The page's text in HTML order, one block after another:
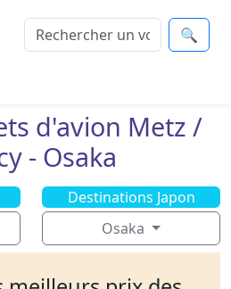
🔍
d'avion Metz /
- Osaka
Destinations Japon
Osaka